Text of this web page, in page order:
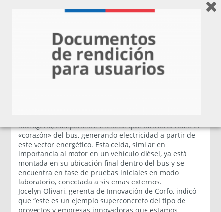
enfatizó que “este es un proyecto icónico, no solo
Chile, sino porque permitirá el desplazamiento de
distancias más largas que un bus eléctrico. Junto al
resto de este consorcio, desde Colbún estamos
transformando la electromovilidad en hidrógeno
movilidad, para cumplir los sueños y proyectos de
nuestros clientes. Esta iniciativa se suma a los
hidrógeno, componente esencial que funciona como el
«corazón» del bus, generando electricidad a partir de
este vector energético. Esta celda, similar en
importancia al motor en un vehículo diésel, ya está
montada en su ubicación final dentro del bus y se
encuentra en fase de pruebas iniciales en modo
laboratorio, conectada a sistemas externos.
Jocelyn Olivari, gerenta de Innovación de Corfo, indicó
que “este es un ejemplo superconcreto del tipo de
proyectos y empresas innovadoras que estamos